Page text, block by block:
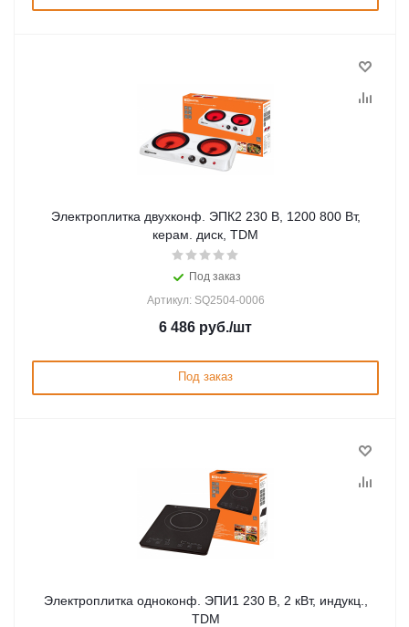
Электроплитка двухконф. ЭПК2 230 В, 1200 800 Вт,
керам. диск, TDM
Под заказ
Артикул: SQ2504-0006
6 486 руб./шт
Под заказ
Электроплитка одноконф. ЭПИ1 230 В, 2 кВт, индукц.,
TDM